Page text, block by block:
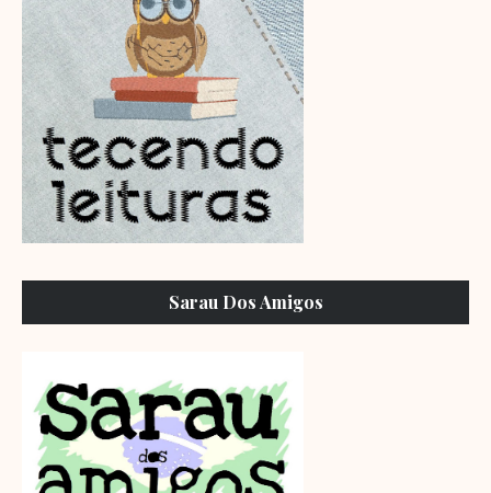
Sarau Dos Amigos